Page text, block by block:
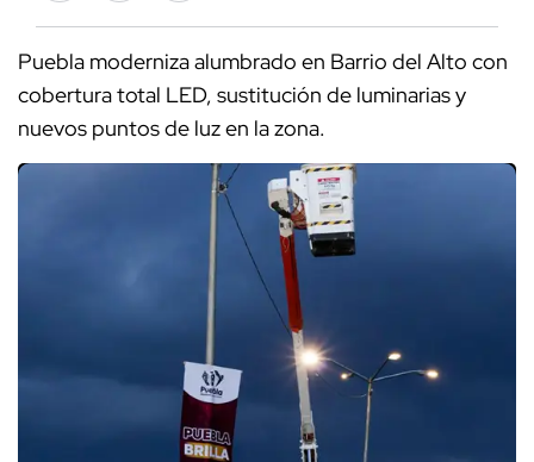
Puebla moderniza alumbrado en Barrio del Alto con
cobertura total LED, sustitución de luminarias y
nuevos puntos de luz en la zona.